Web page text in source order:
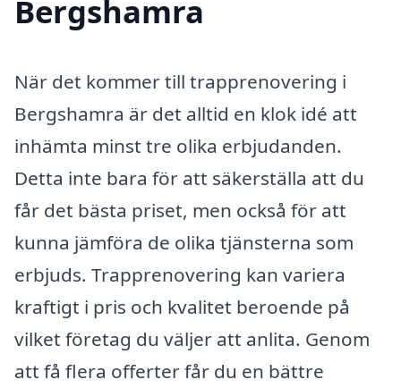
Bergshamra
När det kommer till trapprenovering i
Bergshamra är det alltid en klok idé att
inhämta minst tre olika erbjudanden.
Detta inte bara för att säkerställa att du
får det bästa priset, men också för att
kunna jämföra de olika tjänsterna som
erbjuds. Trapprenovering kan variera
kraftigt i pris och kvalitet beroende på
vilket företag du väljer att anlita. Genom
att få flera offerter får du en bättre